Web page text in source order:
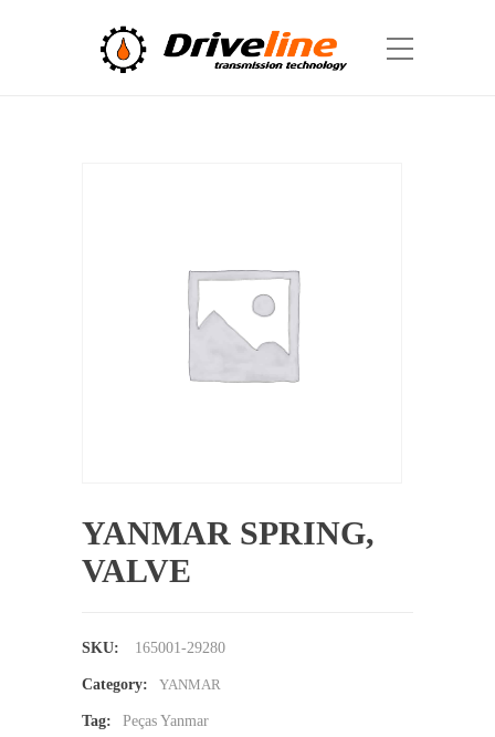
YANMAR SPRING,
VALVE
SKU: 165001-29280
Category: YANMAR
Tag: Peças Yanmar